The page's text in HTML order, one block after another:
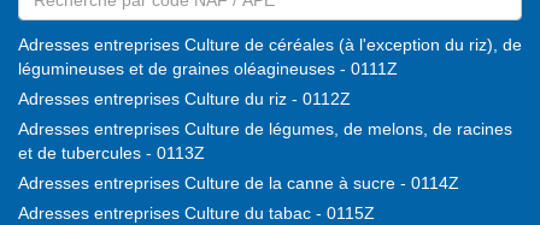
Adresses entreprises Culture de céréales (à l'exception du riz), de
légumineuses et de graines oléagineuses - 0111Z
Adresses entreprises Culture du riz - 0112Z
Adresses entreprises Culture de légumes, de melons, de racines
et de tubercules - 0113Z
Adresses entreprises Culture de la canne à sucre - 0114Z
Adresses entreprises Culture du tabac - 0115Z